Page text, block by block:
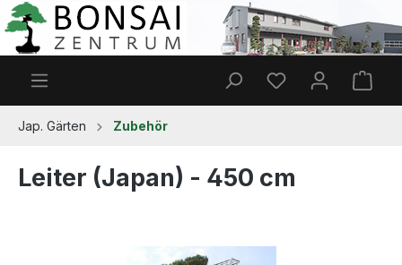
Zum Hauptinhalt springen
Du hast 0
Jap. Gärten Zubehör
Leiter (Japan) - 450 cm